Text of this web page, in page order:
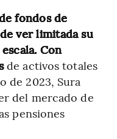
fondos de
ver limitada su
Con
de activos totales
de 2023, Sura
del mercado de
pensiones